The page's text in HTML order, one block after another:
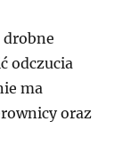
drobne
odczucia
ma
oraz